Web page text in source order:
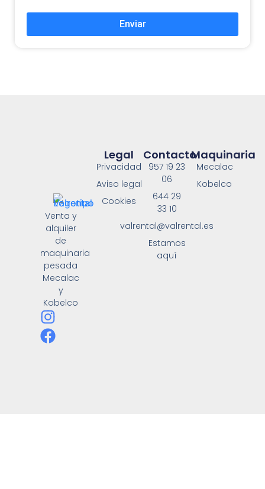
Enviar
Venta y
alquiler
de
maquinaria
pesada
Mecalac
y
Kobelco
Contacto
957 19 23
06
644 29
33 10
valrental@valrental.es
Estamos
aquí
Legal
Privacidad
Aviso legal
Cookies
Maquinaria
Mecalac
Kobelco